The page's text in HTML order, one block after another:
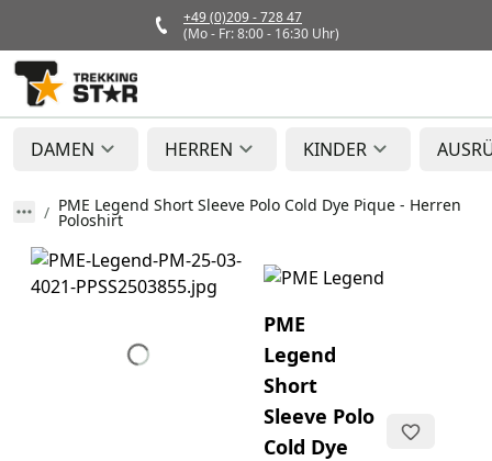
+49 (0)209 - 728 47
(Mo - Fr: 8:00 - 16:30 Uhr)
DAMEN HERREN KINDER
PME Legend Short Sleeve Polo Cold Dye Pique - Herren
Poloshirt
PME
Legend
Short
Sleeve Polo
Cold Dye